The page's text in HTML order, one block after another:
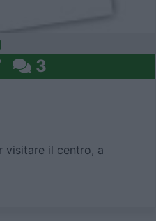
3
visitare il centro, a